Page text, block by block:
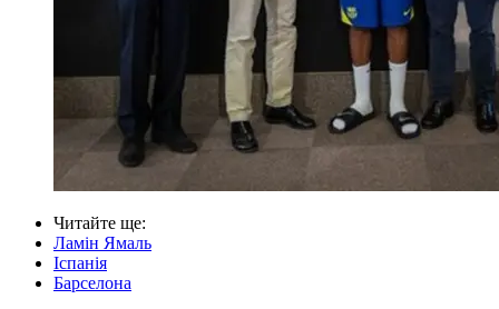
Читайте ще:
Ламін Ямаль
Іспанія
Барселона